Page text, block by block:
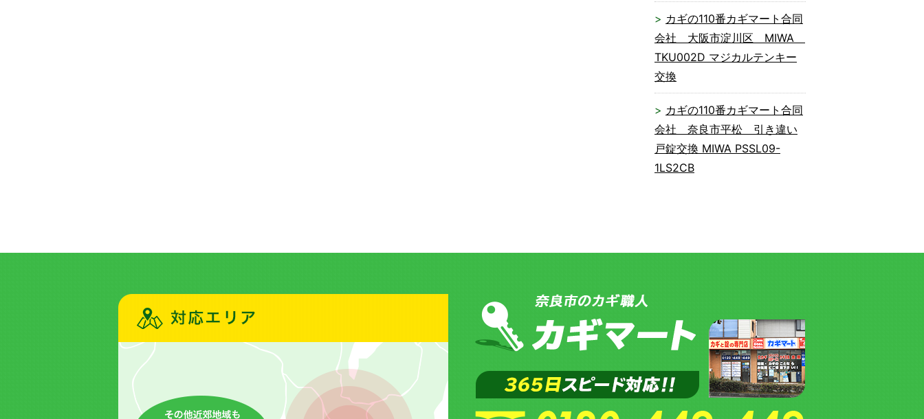
カギの110番カギマート合同
会社 大阪市淀川区 MIWA
TKU002D マジカルテンキー
交換
カギの110番カギマート合同
会社 奈良市平松 引き違い
戸錠交換 MIWA PSSL09-
1LS2CB